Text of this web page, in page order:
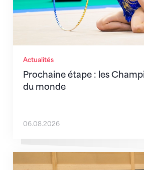
Actualités
Prochaine étape : les
du monde
06.08.2026
En route pour Zagreb avec des